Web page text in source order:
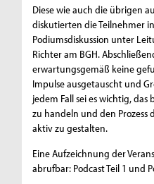
Diese wie auch die übrigen
diskutierten die Teilnehmer
Podiumsdiskussion unter
Richter am BGH.
erwartungsgemäß keine
Impulse ausgetauscht und
jedem Fall sei es wichtig,
zu handeln und den Prozess
aktiv zu gestalten.
Eine Aufzeichnung der
abrufbar: Podcast Teil 1 und